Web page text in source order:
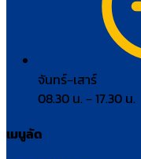
จันทร์–เสาร์
08.30 น. – 17.30 น.
เมนูลัด